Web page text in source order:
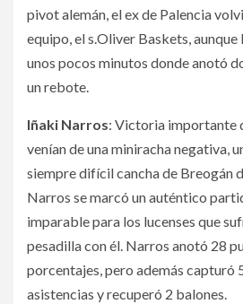
pivot alemán, el ex de Palencia
equipo, el s.Oliver Baskets,
unos pocos minutos donde anotó
un rebote.
Iñaki Narros: Victoria importante
venían de una miniracha negativa,
siempre difícil cancha de Breogán
Narros se marcó un auténtico
imparable para los lucenses que
pesadilla con él. Narros anotó 28
porcentajes, pero además capturó
asistencias y recuperó 2 balones.